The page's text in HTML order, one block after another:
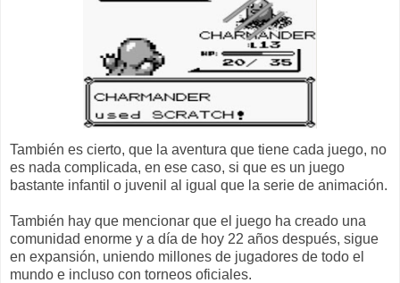
También es cierto, que la aventura que tiene cada juego, no
es nada complicada, en ese caso, si que es un juego
bastante infantil o juvenil al igual que la serie de animación.
También hay que mencionar que el juego ha creado una
comunidad enorme y a día de hoy 22 años después, sigue
en expansión, uniendo millones de jugadores de todo el
mundo e incluso con torneos oficiales.